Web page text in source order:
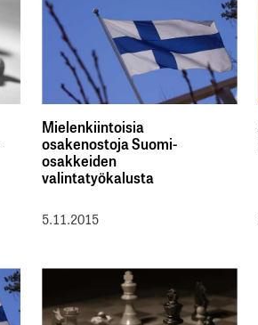
Mielenkiintoisia
osakenostoja Suomi-
osakkeiden
valintatyökalusta
5.11.2015